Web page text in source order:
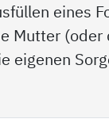
eines
Mutter (oder
eigenen